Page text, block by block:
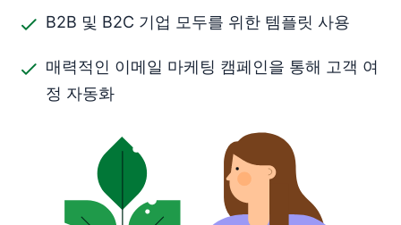
B2B 및 B2C 기업 모두를 위한 템플릿 사용
매력적인 이메일 마케팅 캠페인을 통해 고객 여
정 자동화